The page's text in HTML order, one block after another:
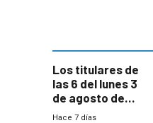
Los titulares de
las 6 del lunes 3
de agosto de
2026
Hace 7 días